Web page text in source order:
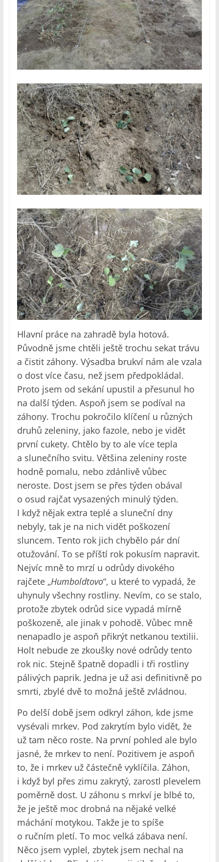
Hlavní práce na zahradě byla hotová.
Původně jsme chtěli ještě trochu sekat trávu
a čistit záhony. Výsadba brukví nám ale vzala
o dost více času, než jsem předpokládal.
Proto jsem od sekání upustil a přesunul ho
na další týden. Aspoň jsem se podíval na
záhony. Trochu pokročilo klíčení u různých
druhů zeleniny, jako fazole, nebo je vidět
první cukety. Chtělo by to ale více tepla
a slunečního svitu. Většina zeleniny roste
hodně pomalu, nebo zdánlivě vůbec
neroste. Dost jsem se přes týden obával
o osud rajčat vysazených minulý týden.
I když nějak extra teplé a sluneční dny
nebyly, tak je na nich vidět poškození
sluncem. Tento rok jich chybělo pár dní
otužování. To se příští rok pokusím napravit.
Nejvíc mně to mrzí u odrůdy divokého
rajčete „Humboldtovo“, u které to vypadá, že
uhynuly všechny rostliny. Nevím, co se stalo,
protože zbytek odrůd sice vypadá mírně
poškozeně, ale jinak v pohodě. Vůbec mně
nenapadlo je aspoň přikrýt netkanou textilii.
Holt nebude ze zkoušky nové odrůdy tento
rok nic. Stejně špatně dopadli i tři rostliny
pálivých paprik. Jedna je už asi definitivně po
smrti, zbylé dvě to možná ještě zvládnou.
Po delší době jsem odkryl záhon, kde jsme
vysévali mrkev. Pod zakrytím bylo vidět, že
už tam něco roste. Na první pohled ale bylo
jasné, že mrkev to není. Pozitivem je aspoň
to, že i mrkev už částečně vyklíčila. Záhon,
i když byl přes zimu zakrytý, zarostl plevelem
poměrně dost. U záhonu s mrkví je blbé to,
že je ještě moc drobná na nějaké velké
máchání motykou. Takže je to spíše
o ručním pletí. To moc velká zábava není.
Něco jsem vyplel, zbytek jsem nechal na